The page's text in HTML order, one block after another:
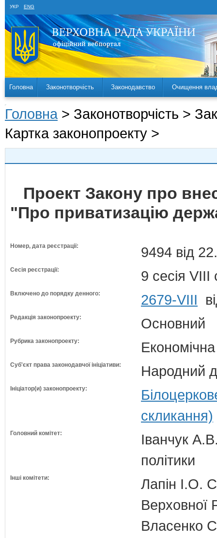
УКР ENG
Головна Законотворчість Законодавство Очищення
Головна > Законотворчість >
Картка законопроекту >
Проект Закону про
"Про приватизацію
Номер, дата реєстрації: 9494 від
Сесія реєстрації: 9 сесія VIII
Включено до порядку денного: 2679-VIII
Редакція законопроекту: Основний
Рубрика законопроекту:
Суб'єкт права законодавчої ініціативи: Народний
Ініціатор(и) законопроекту:
скликання)
Головний комітет:
Іванчук
політики
Інші комітети:
Лапін І.О.
Верховної
Власенко